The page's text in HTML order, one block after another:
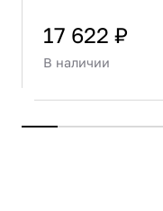
17 622 ₽
В наличии